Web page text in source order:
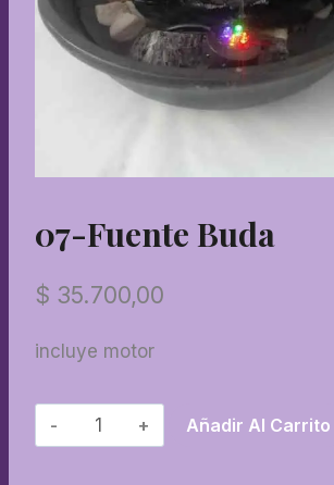
07-Fuente Buda
$ 35.700,00
incluye motor
07-
Fuente
Añadir Al Carrito